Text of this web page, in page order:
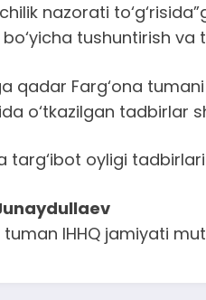
nazorati
tushuntirish
qadar Farg‘ona
o‘tkazilgan tadbirlar
targ‘ibot oyligi
tuman IHHQ jamiyati